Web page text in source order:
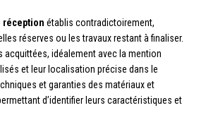
réception établis contradictoirement,
réserves ou les travaux restant à finaliser.
acquittées, idéalement avec la mention
et leur localisation précise dans le
et garanties des matériaux et
d’identifier leurs caractéristiques et